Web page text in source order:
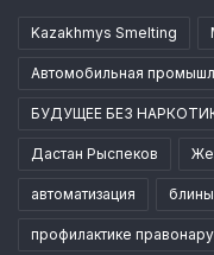
Kazakhmys Smelting
Автомобильная
БУДУЩЕЕ БЕЗ
Дастан Рыспеков
автоматизация блины
профилактике